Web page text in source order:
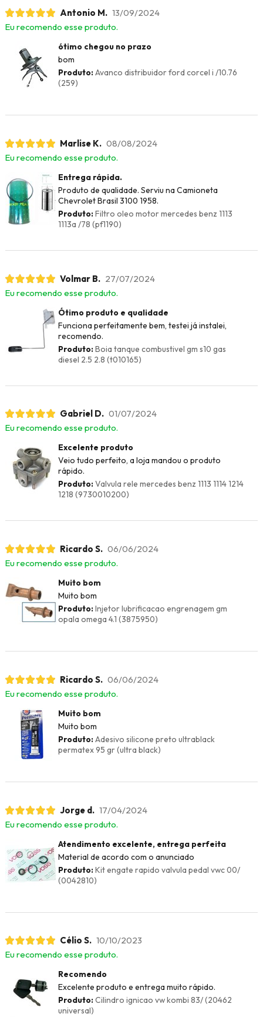
Antonio M. 13/09/2024
Eu recomendo esse produto.
ótimo chegou no prazo
bom
Produto:Avanco distribuidor ford corcel i /10.76
(259)
Marlise K. 08/08/2024
Eu recomendo esse produto.
Entrega rápida.
Produto de qualidade. Serviu na Camioneta
Chevrolet Brasil 3100 1958.
Produto:Filtro oleo motor mercedes benz 1113
1113a /78 (pf1190)
Volmar B. 27/07/2024
Eu recomendo esse produto.
Ótimo produto e qualidade
Funciona perfeitamente bem, testei já instalei,
recomendo.
Produto:Boia tanque combustivel gm s10 gas
diesel 2.5 2.8 (t010165)
Gabriel D. 01/07/2024
Eu recomendo esse produto.
Excelente produto
Veio tudo perfeito, a loja mandou o produto
rápido.
Produto:Valvula rele mercedes benz 1113 1114 1214
1218 (9730010200)
Ricardo S. 06/06/2024
Eu recomendo esse produto.
Muito bom
Muito bom
Produto:Injetor lubrificacao engrenagem gm
opala omega 4.1 (3875950)
Ricardo S. 06/06/2024
Eu recomendo esse produto.
Muito bom
Muito bom
Produto:Adesivo silicone preto ultrablack
permatex 95 gr (ultra black)
Jorge d. 17/04/2024
Eu recomendo esse produto.
Atendimento excelente, entrega perfeita
Material de acordo com o anunciado
Produto:Kit engate rapido valvula pedal vwc 00/
(0042810)
Célio S. 10/10/2023
Eu recomendo esse produto.
Recomendo
Excelente produto e entrega muito rápido.
Produto:Cilindro ignicao vw kombi 83/ (20462
universal)